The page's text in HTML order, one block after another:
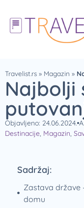
Travelist.rs » Magazin »
Najbolji
Objavljeno: 24.06.2024.
Destinacije, Magazin,
Sadržaj:
Zastava države
domu